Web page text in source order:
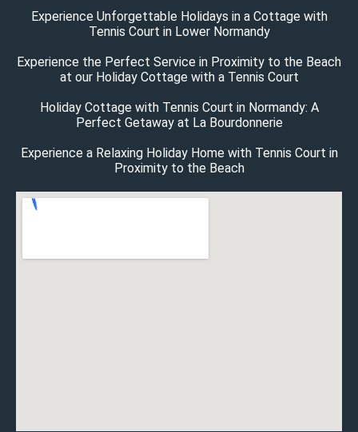
Experience Unforgettable Holidays in a Cottage with
Tennis Court in Lower Normandy
Experience the Perfect Service in Proximity to the Beach
at our Holiday Cottage with a Tennis Court
Holiday Cottage with Tennis Court in Normandy: A
Perfect Getaway at La Bourdonnerie
Experience a Relaxing Holiday Home with Tennis Court in
Proximity to the Beach